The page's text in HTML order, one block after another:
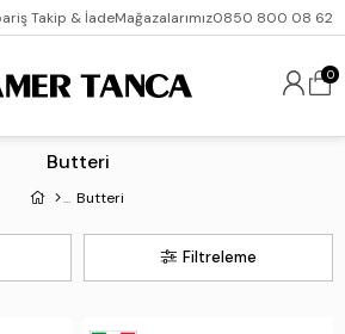
Takip & İadeMağazalarımız0850 800 08 62
0
Butteri
Butteri
Filtreleme